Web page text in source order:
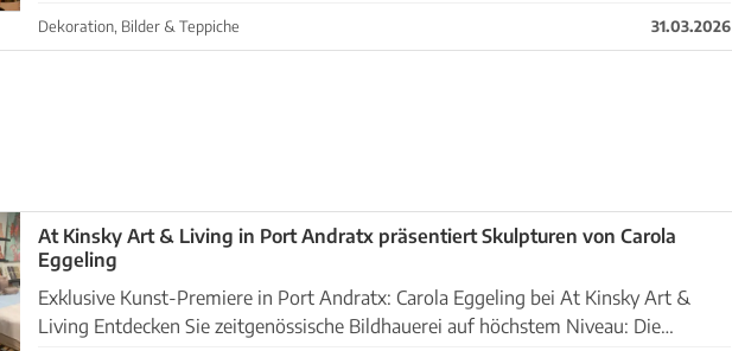
Dekoration, Bilder & Teppiche 31.03.2026
At Kinsky Art & Living in Port Andratx präsentiert Skulpturen von Carola
Eggeling
Exklusive Kunst-Premiere in Port Andratx: Carola Eggeling bei At Kinsky Art &
Living Entdecken Sie zeitgenössische Bildhauerei auf höchstem Niveau: Die